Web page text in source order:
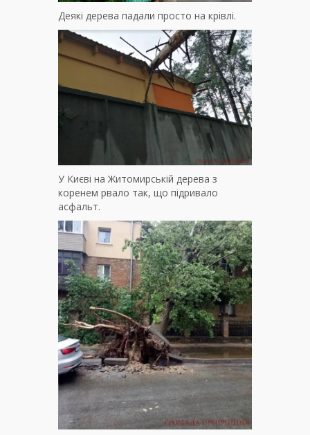
Деякі дерева падали просто на крівлі.
У Києві на Житомирській дерева з
коренем рвало так, що підривало
асфальт.